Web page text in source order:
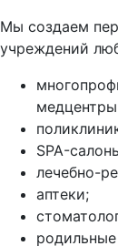
Мы создаем
учреждений
SPA-
лечебно-
аптеки;